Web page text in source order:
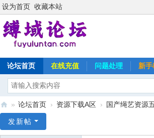
设为首页 收藏本站
论坛首页 在线充值 问题处理 新
域
» 论坛首页 › 资源下载A区 › 国产绳艺资源
发新帖